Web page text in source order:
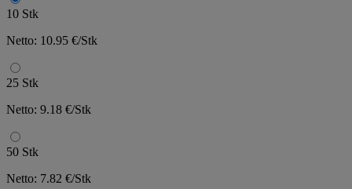
10 Stk
Netto: 10.95 €/Stk
25 Stk
Netto: 9.18 €/Stk
50 Stk
Netto: 7.82 €/Stk